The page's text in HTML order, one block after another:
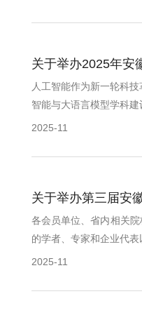
关于举办2025年安
人工智能作为新一轮科
智能与大语言模型学科
2025-11
关于举办第三届安
各会员单位、省内相关
的学者、专家和企业代表
2025-11